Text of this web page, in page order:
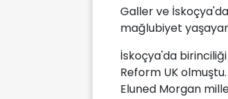
Galler ve
mağlubiyet
İskoçya'da birinciliği
Reform UK
Eluned Morgan